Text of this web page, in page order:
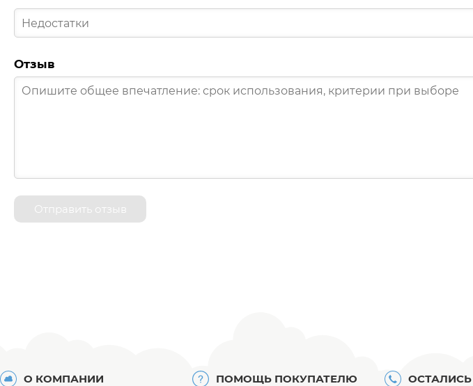
Отзыв
Отправить отзыв
О КОМПАНИИ
ПОМОЩЬ ПОКУПАТЕЛЮ
ОСТАЛИСЬ